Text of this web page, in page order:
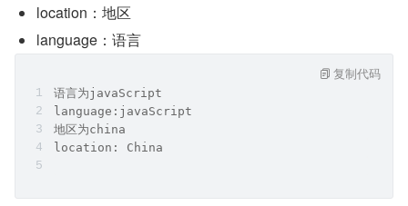
location：地区
language：语言
语言为javaScript
language:javaScript
地区为china
location: China
复制代码